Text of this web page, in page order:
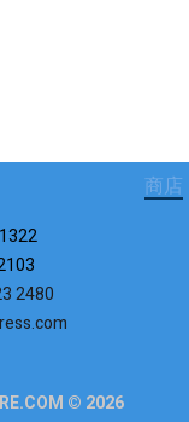
商店
2480
© 2026